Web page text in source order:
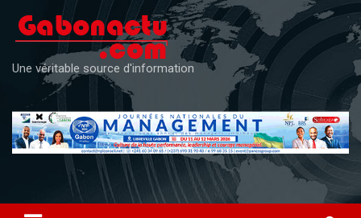
content
Une véritable source d'information